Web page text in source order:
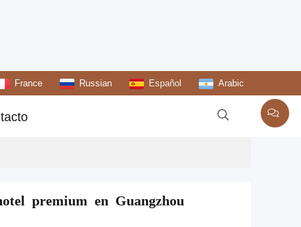
France Russian Español Arabic

premium en Guangzhou